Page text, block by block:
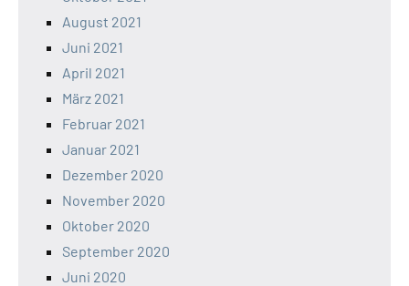
August 2021
Juni 2021
April 2021
März 2021
Februar 2021
Januar 2021
Dezember 2020
November 2020
Oktober 2020
September 2020
Juni 2020